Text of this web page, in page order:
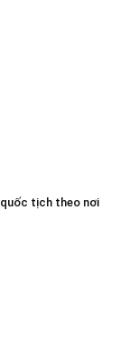
quốc tịch theo nơi